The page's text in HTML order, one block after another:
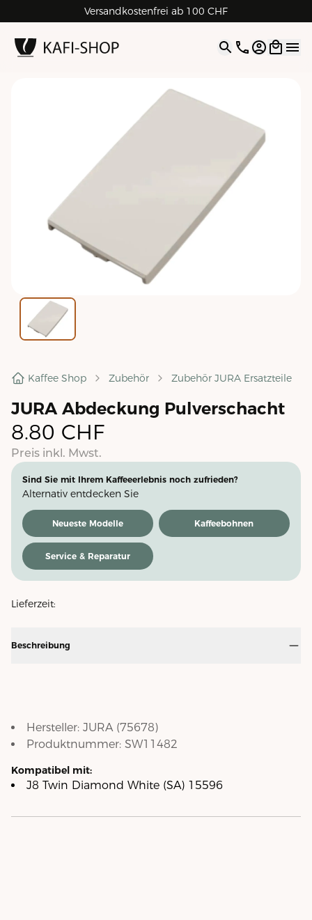
Versandkostenfrei ab 100 CHF
4.9| 5.0 Google
Open
Kaffee Shop Zubehör Zubehör JURA Ersatzteile
JURA Abdeckung Pulverschacht
8.80 CHF
Preis inkl. Mwst.
Sind Sie mit Ihrem Kaffeeerlebnis noch zufrieden?
Alternativ entdecken Sie
Neueste Modelle Kaffeebohnen
Service & Reparatur
Lieferzeit:
Beschreibung
Hersteller: JURA (75678)
Produktnummer: SW11482
Kompatibel mit:
J8 Twin Diamond White (SA) 15596